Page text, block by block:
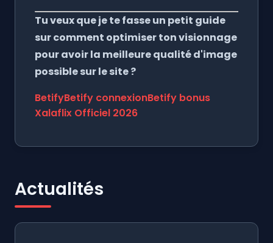
Tu veux que je te fasse un petit guide
sur comment optimiser ton visionnage
pour avoir la meilleure qualité d'image
possible sur le site ?
BetifyBetify connexionBetify bonus
Xalaflix Officiel 2026
Actualités